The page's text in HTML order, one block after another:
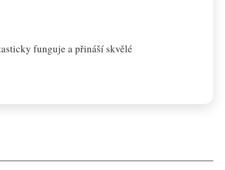
funguje a přináší skvělé